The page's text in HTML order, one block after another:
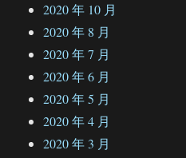
2020 年 10 月
2020 年 8 月
2020 年 7 月
2020 年 6 月
2020 年 5 月
2020 年 4 月
2020 年 3 月